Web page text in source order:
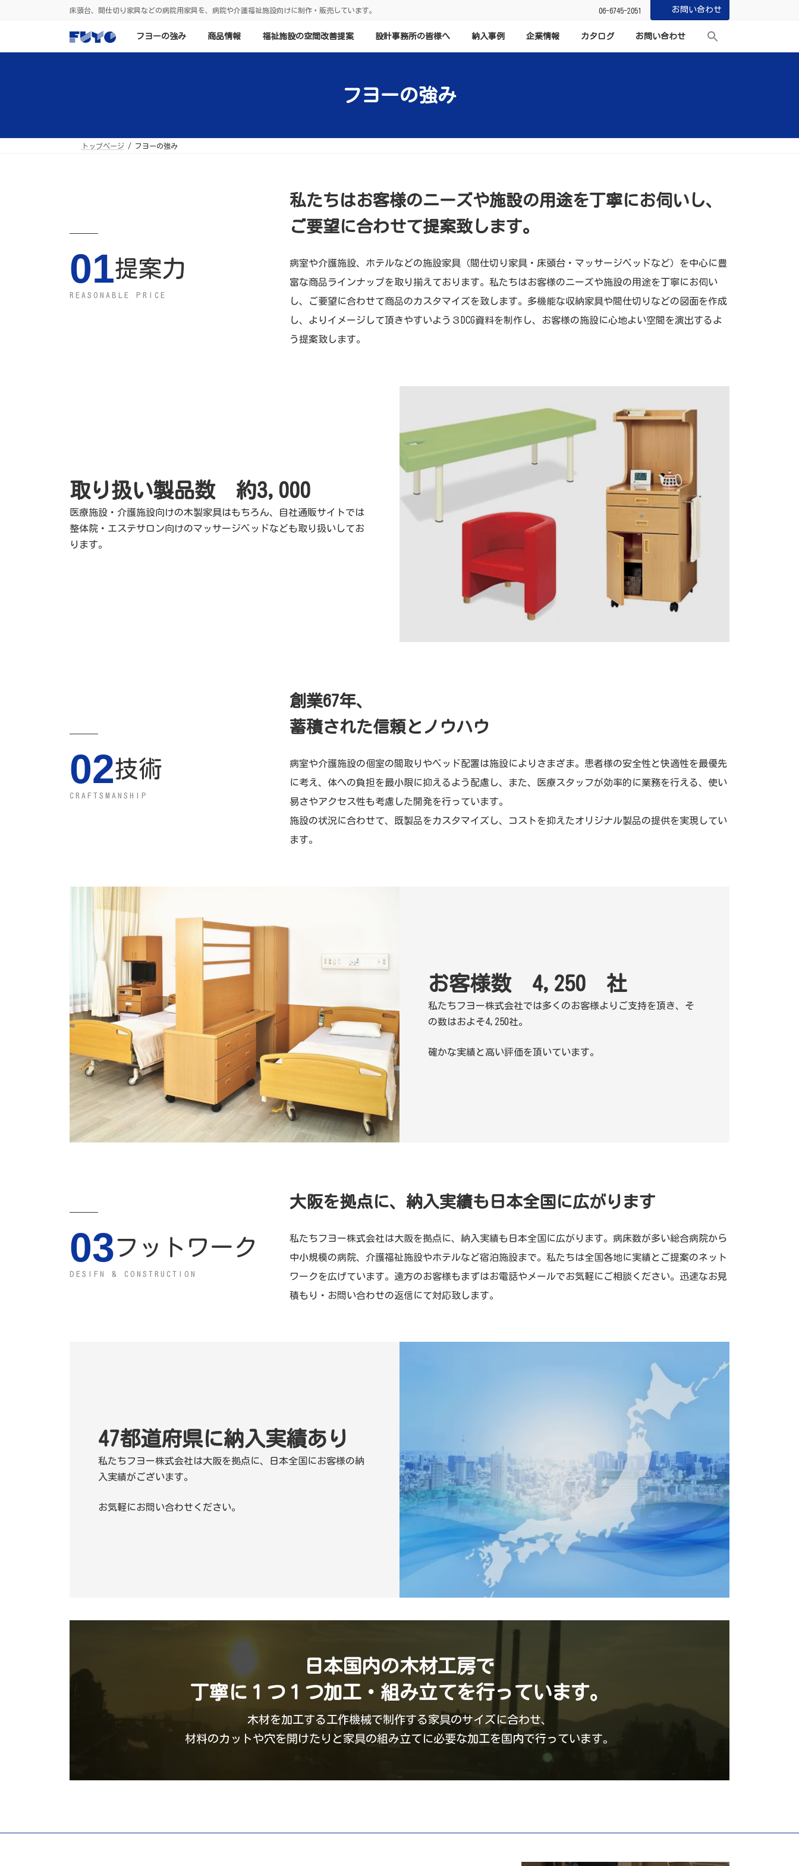
へ
ョ
床頭台、間仕切り家具などの病院用家具を、病院や介護福祉施設向けに制作・販売しています。 06-6745-2051 お問い合わせ
フヨーの強み 商品情報 福祉施設の空間改善提案 設計事務所の皆様へ 納入事例 企業情報 カタログ お問い合わせ
フヨーの強み
トップページ フヨーの強み
01提案力
REASONABLE PRICE
私たちはお客様のニーズや施設の用途を丁寧にお伺いし、
ご要望に合わせて提案致します。
病室や介護施設、ホテルなどの施設家具（間仕切り家具・床頭台・マッサージベッドなど）を中心に豊
富な商品ラインナップを取り揃えております。私たちはお客様のニーズや施設の用途を丁寧にお伺い
し、ご要望に合わせて商品のカスタマイズを致します。多機能な収納家具や間仕切りなどの図面を作成
し、よりイメージして頂きやすいよう３DCG資料を制作し、お客様の施設に心地よい空間を演出するよ
う提案致します。
取り扱い製品数 約3,000
医療施設・介護施設向けの木製家具はもちろん、自社通販サイトでは
整体院・エステサロン向けのマッサージベッドなども取り扱いしてお
ります。
02技術
CRAFTSMANSHIP
創業67年、
蓄積された信頼とノウハウ
病室や介護施設の個室の間取りやベッド配置は施設によりさまざま。患者様の安全性と快適性を最優先
に考え、体への負担を最小限に抑えるよう配慮し、また、医療スタッフが効率的に業務を行える、使い
易さやアクセス性も考慮した開発を行っています。
施設の状況に合わせて、既製品をカスタマイズし、コストを抑えたオリジナル製品の提供を実現してい
ます。
お客様数 4,250 社
私たちフヨー株式会社では多くのお客様よりご支持を頂き、そ
の数はおよそ4,250社。
確かな実績と高い評価を頂いています。
03フットワーク
DESIFN & CONSTRUCTION
大阪を拠点に、納入実績も日本全国に広がります
私たちフヨー株式会社は大阪を拠点に、納入実績も日本全国に広がります。病床数が多い総合病院から
中小規模の病院、介護福祉施設やホテルなど宿泊施設まで。私たちは全国各地に実績とご提案のネット
ワークを広げています。遠方のお客様もまずはお電話やメールでお気軽にご相談ください。迅速なお見
積もり・お問い合わせの返信にて対応致します。
47都道府県に納入実績あり
私たちフヨー株式会社は大阪を拠点に、日本全国にお客様の納
入実績がございます。
お気軽にお問い合わせください。
日本国内の木材工房で
丁寧に１つ１つ加工・組み立てを行っています。
木材を加工する工作機械で制作する家具のサイズに合わせ、
材料のカットや穴を開けたりと家具の組み立てに必要な加工を国内で行っています。